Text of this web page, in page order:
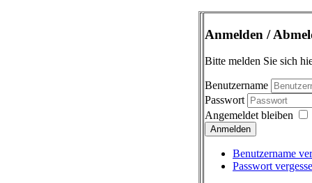
Anmelden /
Bitte melden Sie sich
Benutzername
Passwort
Angemeldet bleiben
Anmelden
Benutzername
Passwort